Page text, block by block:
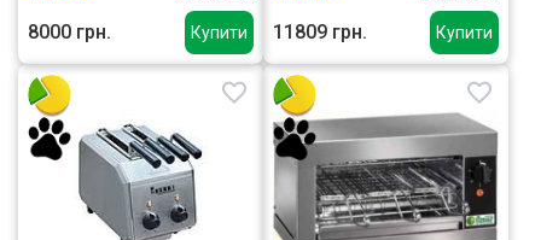
Купити
8000 грн. Купити
11809 грн.